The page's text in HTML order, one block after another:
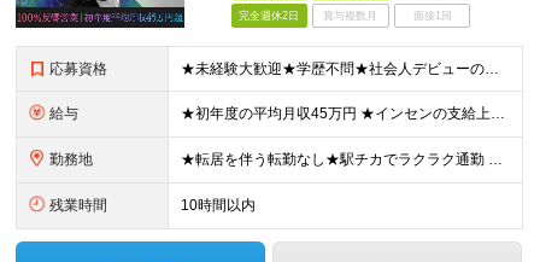
完全週休2日 賞与複数月 面接1回
応募資格 ★未経験大歓迎★学歴不問★社会人デビューの方も歓迎★人物重視の採用★ほとんど未経験スタート★第二新卒・ブランク歓迎 ■完全未経験OK ■基本的なPCスキル ┗簡単なタイピングができればOK！ ■40
給与 ★初年度の平均月収45万円 ★インセンの支給上限なし！年収1,000万円以上も可能 ★1回あたり10～100万円の支給実績あり！ 【未経験】 月給32.5万円～＋インセンティブ年4回（3カ月に1回）
勤務地 ★転居を伴う転勤なし★駅チカでラクラク通勤 ＼今期は新たに2店舗をオープン。3年後には都内を中心とした50店舗体制を目指しています！／ 【買取専門店『リプセル』の各店舗での勤務となります！】 ◆
残業時間 10時間以内